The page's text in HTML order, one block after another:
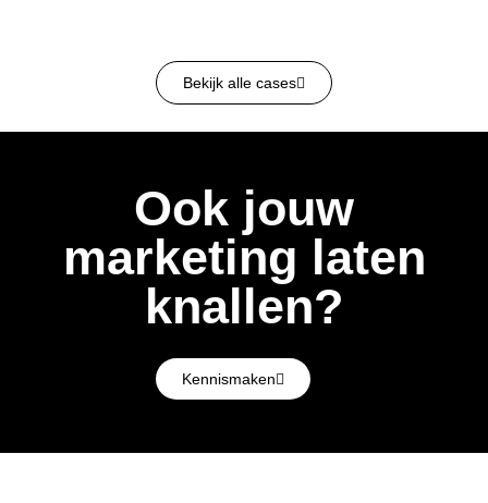
Bekijk alle cases
Ook jouw
marketing laten
knallen?
Kennismaken